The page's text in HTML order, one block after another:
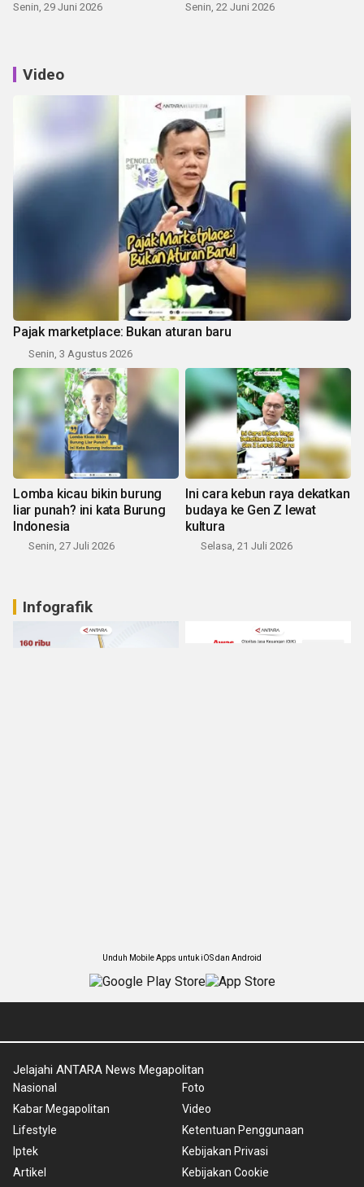
Senin, 29 Juni 2026 Senin, 22 Juni 2026
Video
Pajak marketplace: Bukan aturan baru
Senin, 3 Agustus 2026
Lomba kicau bikin burung
liar punah? ini kata Burung
Indonesia
Senin, 27 Juli 2026
Ini cara kebun raya dekatkan
budaya ke Gen Z lewat
kultura
Selasa, 21 Juli 2026
Infografik
Unduh Mobile Apps untuk iOS dan Android
Jelajahi ANTARA News Megapolitan
Nasional
Kabar Megapolitan
Lifestyle
Iptek
Artikel
Foto
Video
Ketentuan Penggunaan
Kebijakan Privasi
Kebijakan Cookie